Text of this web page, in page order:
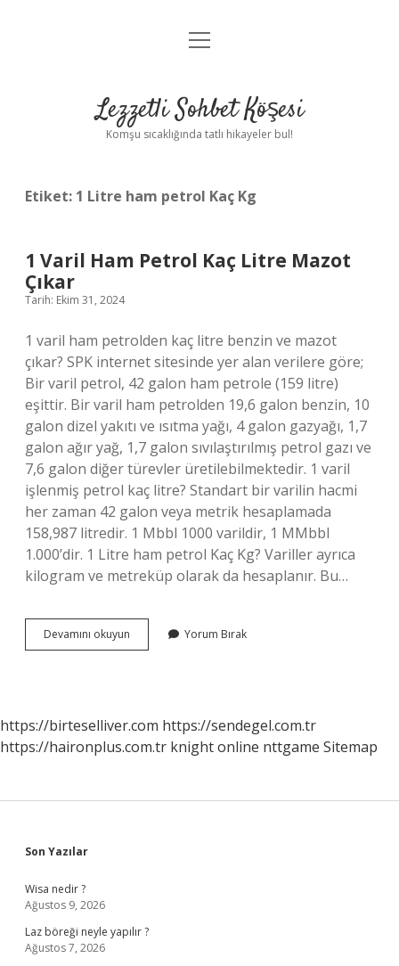
Anasayfa
Yasal Uyarı
menüyü
Lezzetli Sohbet Köşesi
Komşu sıcaklığında tatlı hikayeler bul!
Etiket: 1 Litre ham petrol Kaç Kg
1 Varil Ham Petrol Kaç Litre Mazot
Çıkar
Tarih: Ekim 31, 2024
1 varil ham petrolden kaç litre benzin ve mazot
çıkar? SPK internet sitesinde yer alan verilere göre;
Bir varil petrol, 42 galon ham petrole (159 litre)
eşittir. Bir varil ham petrolden 19,6 galon benzin, 10
galon dizel yakıtı ve ısıtma yağı, 4 galon gazyağı, 1,7
galon ağır yağ, 1,7 galon sıvılaştırılmış petrol gazı ve
7,6 galon diğer türevler üretilebilmektedir. 1 varil
işlenmiş petrol kaç litre? Standart bir varilin hacmi
her zaman 42 galon veya metrik hesaplamada
158,987 litredir. 1 Mbbl 1000 varildir, 1 MMbbl
1.000’dir. 1 Litre ham petrol Kaç Kg? Variller ayrıca
kilogram ve metreküp olarak da hesaplanır. Bu…
Devamını okuyun
Varil
Mazot
Çıkar
Yorum Bırak
https://birteselliver.com https://sendegel.com.tr
https://haironplus.com.tr knight online nttgame Sitemap
Sidebar
Son Yazılar
Wisa nedir ?
Ağustos 9, 2026
Laz böreği neyle yapılır ?
Ağustos 7, 2026